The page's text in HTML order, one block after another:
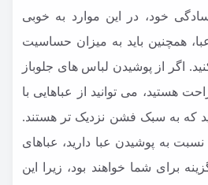
سادگی خود، در این موارد به خوبی
عبا، همچنین باید به میزان حساسیت
اگر از پوشیدن لباس های جلوباز
هستید، می توانید از عباهایی با
که به سبک فشن نزدیک تر هستند.
به پوشیدن عبا دارید، عباهای
برای شما خواهند بود، زیرا این